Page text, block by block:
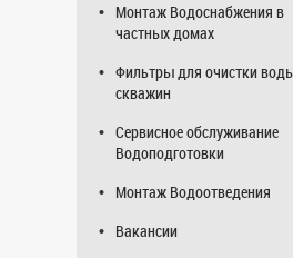
Монтаж Водоснабжения в
частных домах
Фильтры для очистки
скважин
Сервисное обслуживание
Водоподготовки
Монтаж Водоотведения
Вакансии